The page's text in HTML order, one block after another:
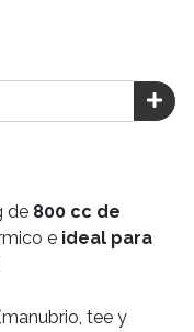
de 800 cc de
e ideal para
tee y